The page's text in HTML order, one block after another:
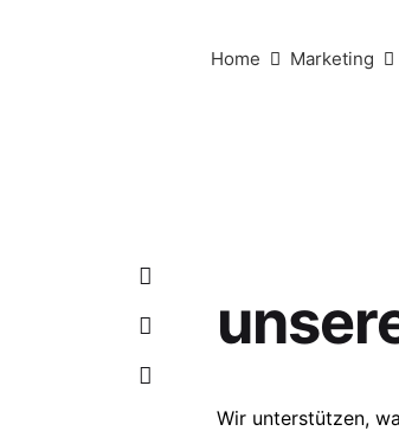
Home Marketing
Wir unterstützen,